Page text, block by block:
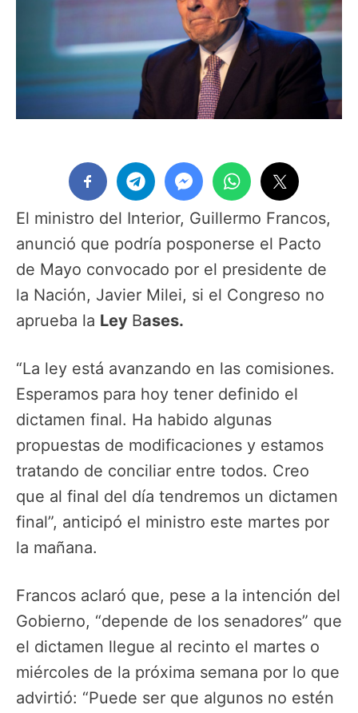
El ministro del Interior, Guillermo Francos,
anunció que podría posponerse el Pacto
de Mayo convocado por el presidente de
la Nación, Javier Milei, si el Congreso no
aprueba la Ley Bases.
“La ley está avanzando en las comisiones.
Esperamos para hoy tener definido el
dictamen final. Ha habido algunas
propuestas de modificaciones y estamos
tratando de conciliar entre todos. Creo
que al final del día tendremos un dictamen
final”, anticipó el ministro este martes por
la mañana.
Francos aclaró que, pese a la intención del
Gobierno, “depende de los senadores” que
el dictamen llegue al recinto el martes o
miércoles de la próxima semana por lo que
advirtió: “Puede ser que algunos no estén